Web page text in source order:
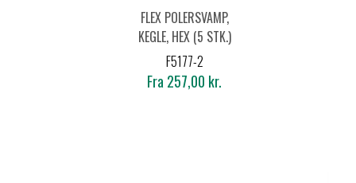
FLEX POLERSVAMP,
KEGLE, HEX (5 STK.)
F5177-2
Fra 257,00 kr.